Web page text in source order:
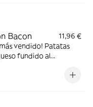
Bacon
11,96 €
vendido! Patatas
fundido al